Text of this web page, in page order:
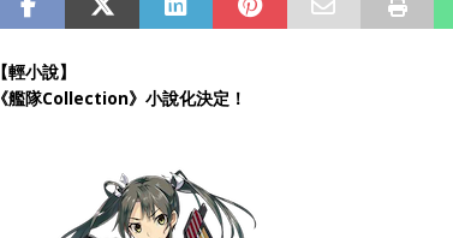
【輕小說】
《艦隊Collection》小說化決定！